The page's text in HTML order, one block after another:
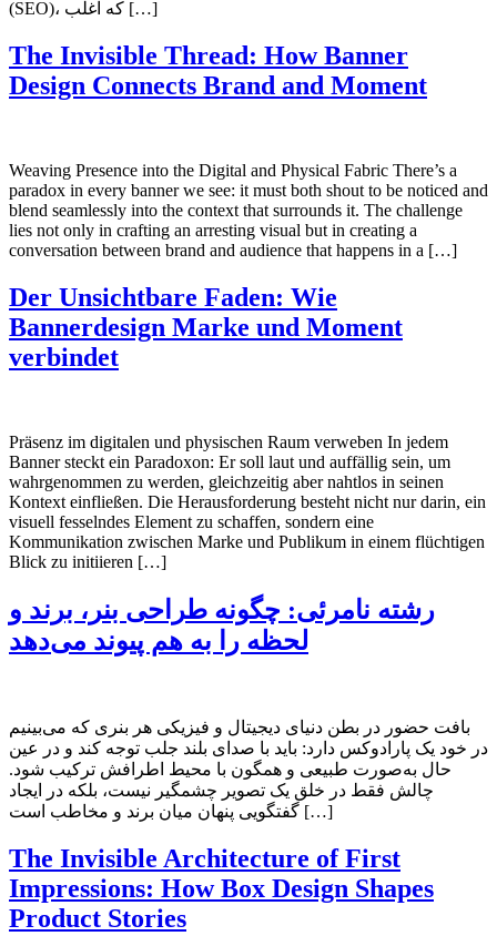
(SEO)، که اغلب […]
The Invisible Thread: How Banner
Design Connects Brand and Moment
Weaving Presence into the Digital and Physical Fabric There’s a
paradox in every banner we see: it must both shout to be noticed and
blend seamlessly into the context that surrounds it. The challenge
lies not only in crafting an arresting visual but in creating a
conversation between brand and audience that happens in a […]
Der Unsichtbare Faden: Wie
Bannerdesign Marke und Moment
verbindet
Präsenz im digitalen und physischen Raum verweben In jedem
Banner steckt ein Paradoxon: Er soll laut und auffällig sein, um
wahrgenommen zu werden, gleichzeitig aber nahtlos in seinen
Kontext einfließen. Die Herausforderung besteht nicht nur darin, ein
visuell fesselndes Element zu schaffen, sondern eine
Kommunikation zwischen Marke und Publikum in einem flüchtigen
Blick zu initiieren […]
رشته نامرئی: چگونه طراحی بنر، برند و
لحظه را به هم پیوند می‌دهد
بافت حضور در بطن دنیای دیجیتال و فیزیکی هر بنری که می‌بینیم
در خود یک پارادوکس دارد: باید با صدای بلند جلب توجه کند و در عین
حال به‌صورت طبیعی و همگون با محیط اطرافش ترکیب شود.
چالش فقط در خلق یک تصویر چشمگیر نیست، بلکه در ایجاد
گفتگویی پنهان میان برند و مخاطب است […]
The Invisible Architecture of First
Impressions: How Box Design Shapes
Product Stories